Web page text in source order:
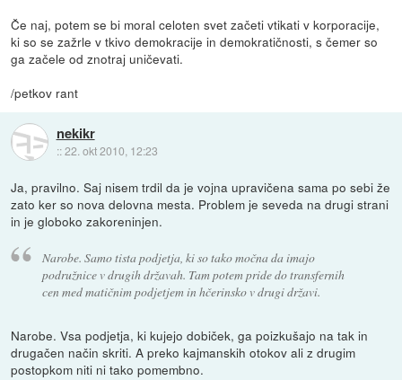
Če naj, potem se bi moral celoten svet začeti vtikati v korporacije,
ki so se zažrle v tkivo demokracije in demokratičnosti, s čemer so
ga začele od znotraj uničevati.
/petkov rant
nekikr
::22. okt 2010, 12:23
Ja, pravilno. Saj nisem trdil da je vojna upravičena sama po sebi že
zato ker so nova delovna mesta. Problem je seveda na drugi strani
in je globoko zakoreninjen.
Narobe. Samo tista podjetja, ki so tako močna da imajo
podružnice v drugih državah. Tam potem pride do transfernih
cen med matičnim podjetjem in hčerinsko v drugi državi.
Narobe. Vsa podjetja, ki kujejo dobiček, ga poizkušajo na tak in
drugačen način skriti. A preko kajmanskih otokov ali z drugim
postopkom niti ni tako pomembno.